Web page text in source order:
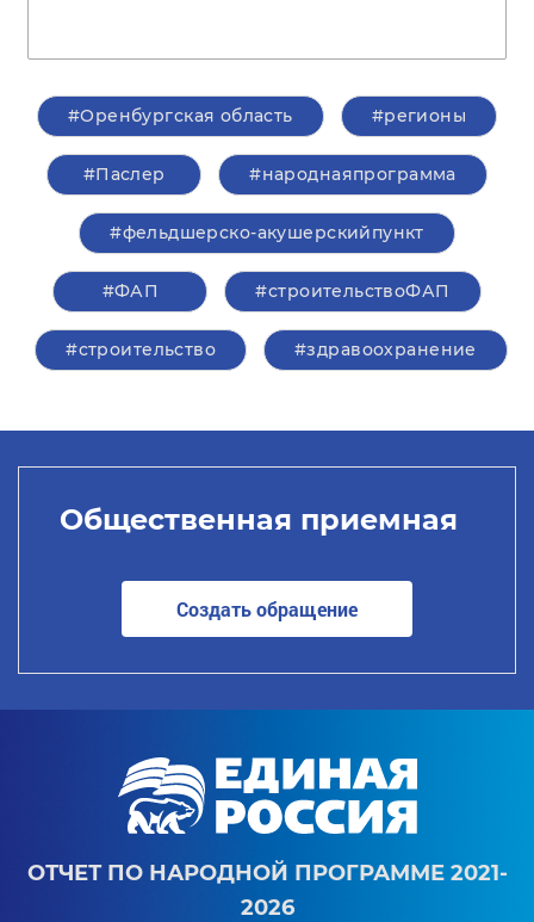
#Оренбургская область #регионы
#Паслер #народнаяпрограмма
#фельдшерско-акушерскийпункт
#ФАП #строительствоФАП
#строительство #здравоохранение
Общественная приемная
Создать обращение
ОТЧЕТ ПО НАРОДНОЙ ПРОГРАММЕ 2021-
2026